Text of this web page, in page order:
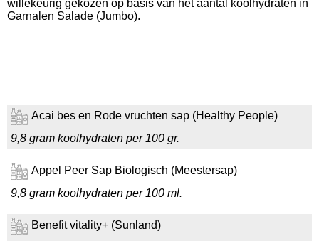
willekeurig gekozen op basis van het aantal koolhydraten in
Garnalen Salade (Jumbo).
Acai bes en Rode vruchten sap (Healthy People)
9,8 gram koolhydraten per 100 gr.
Appel Peer Sap Biologisch (Meestersap)
9,8 gram koolhydraten per 100 ml.
Benefit vitality+ (Sunland)